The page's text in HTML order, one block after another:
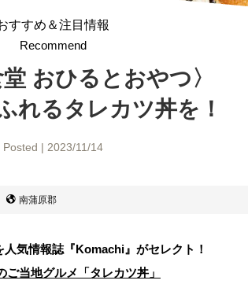
すすめ＆注目情報
Recommend
堂 おひるとおやつ〉
れるタレカツ丼を！
Posted | 2023/11/14
南蒲原郡
人気情報誌 『Komachi』がセレクト！
ご当地グルメ「タレカツ丼」